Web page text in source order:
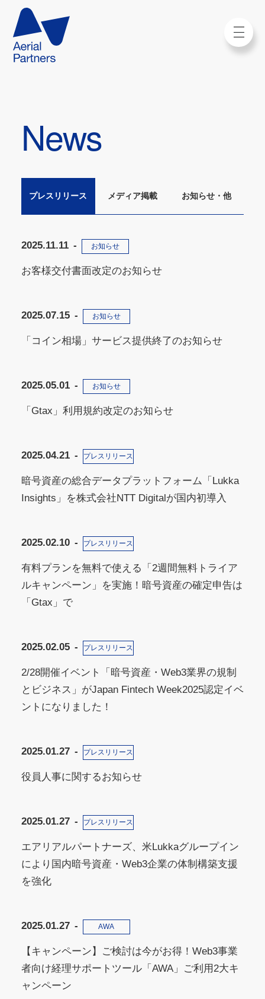
News
プレスリリース メディア掲載 お知らせ・他
2025.11.11 お知らせ
お客様交付書面改定のお知らせ
2025.07.15 お知らせ
「コイン相場」サービス提供終了のお知らせ
2025.05.01 お知らせ
「Gtax」利用規約改定のお知らせ
2025.04.21 プレスリリース
暗号資産の総合データプラットフォーム「Lukka
Insights」を株式会社NTT Digitalが国内初導入
2025.02.10 プレスリリース
有料プランを無料で使える「2週間無料トライア
ルキャンペーン」を実施！暗号資産の確定申告は
「Gtax」で
2025.02.05 プレスリリース
2/28開催イベント「暗号資産・Web3業界の規制
とビジネス」がJapan Fintech Week2025認定イベ
ントになりました！
2025.01.27 プレスリリース
役員人事に関するお知らせ
2025.01.27 プレスリリース
エアリアルパートナーズ、米Lukkaグループイン
により国内暗号資産・Web3企業の体制構築支援
を強化
2025.01.27 AWA
【キャンペーン】ご検討は今がお得！Web3事業
者向け経理サポートツール「AWA」ご利用2大キ
ャンペーン